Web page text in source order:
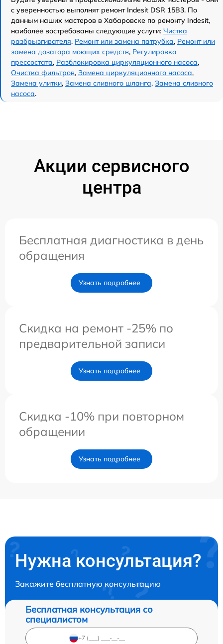
с уверенностью выполнят ремонт Indesit DSR 15B3. По
данным наших мастеров в Хабаровске по ремонту Indesit,
наиболее востребованы следующие услуги: Чистка
разбрызгивателя, Ремонт или замена патрубка, Ремонт или
замена дозатора моющих средств, Регулировка
прессостата, Разблокировка циркуляционного насоса,
Очистка фильтров, Замена циркуляционного насоса,
Замена улитки, Замена сливного шланга, Замена сливного
насоса.
Акции сервисного
центра
Бесплатная диагностика в день
обращения
Узнать подробнее
Скидка на ремонт -25% по
предварительной записи
Узнать подробнее
Скидка -10% при повторном
обращении
Узнать подробнее
Нужна консультация?
Закажите бесплатную консультацию
Бесплатная консультация со
специалистом